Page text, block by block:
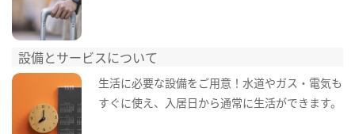
設備とサービスについて
生活に必要な設備をご用意！水道やガス・電気も
すぐに使え、入居日から通常に生活ができます。